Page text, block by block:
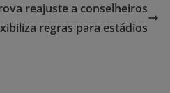
reajuste a conselheiros
regras para estádios